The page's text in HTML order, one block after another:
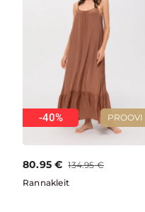
PROOVI
-40%
80.95 € 134.95 €
Rannakleit